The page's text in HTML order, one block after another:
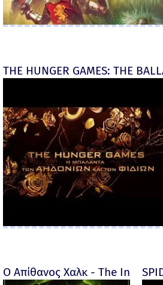
THE HUNGER GAMES: THE
Ο Απίθανος Χαλκ - The